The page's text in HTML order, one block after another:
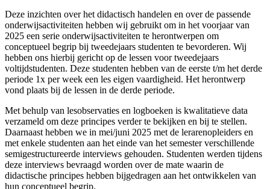
Deze inzichten over het didactisch handelen en over de passende
onderwijsactiviteiten hebben wij gebruikt om in het voorjaar van
2025 een serie onderwijsactiviteiten te herontwerpen om
conceptueel begrip bij tweedejaars studenten te bevorderen. Wij
hebben ons hierbij gericht op de lessen voor tweedejaars
voltijdstudenten. Deze studenten hebben van de eerste t/m het derde
periode 1x per week een les eigen vaardigheid. Het herontwerp
vond plaats bij de lessen in de derde periode.
Met behulp van lesobservaties en logboeken is kwalitatieve data
verzameld om deze principes verder te bekijken en bij te stellen.
Daarnaast hebben we in mei/juni 2025 met de lerarenopleiders en
met enkele studenten aan het einde van het semester verschillende
semigestructureerde interviews gehouden. Studenten werden tijdens
deze interviews bevraagd worden over de mate waarin de
didactische principes hebben bijgedragen aan het ontwikkelen van
hun conceptueel begrip.